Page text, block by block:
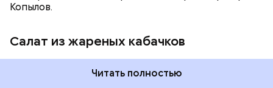
Копылов.
Салат из жареных кабачков
Читать полностью
кремний — укрепляет кости, зубы, волосы и
А врач-эндокринолог Алексей Калинчев рассказал,
что существует множество блюд, где используют